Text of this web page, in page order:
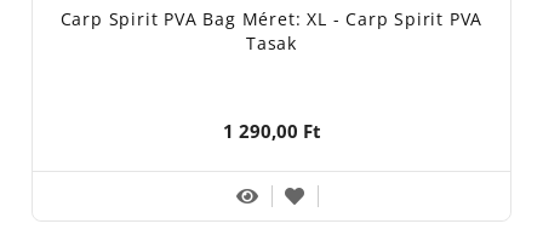
Carp Spirit PVA Bag Méret: XL - Carp Spirit PVA
Tasak
1 290,00 Ft